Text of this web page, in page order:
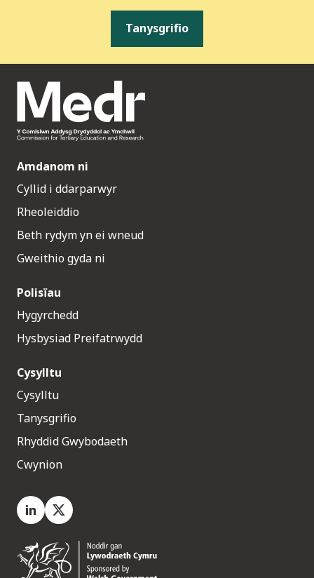
Tanysgrifio
Amdanom ni
Cyllid i ddarparwyr
Rheoleiddio
Beth rydym yn ei wneud
Gweithio gyda ni
Polisïau
Hygyrchedd
Hysbysiad Preifatrwydd
Cysylltu
Cysylltu
Tanysgrifio
Rhyddid Gwybodaeth
Cwynion
LinkedIn
X.com